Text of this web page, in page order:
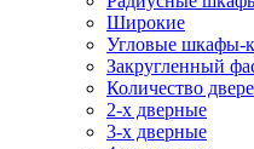
Широкие
Угловые шкафы-
Закругленный
Количество
2-х дверные
3-х дверные